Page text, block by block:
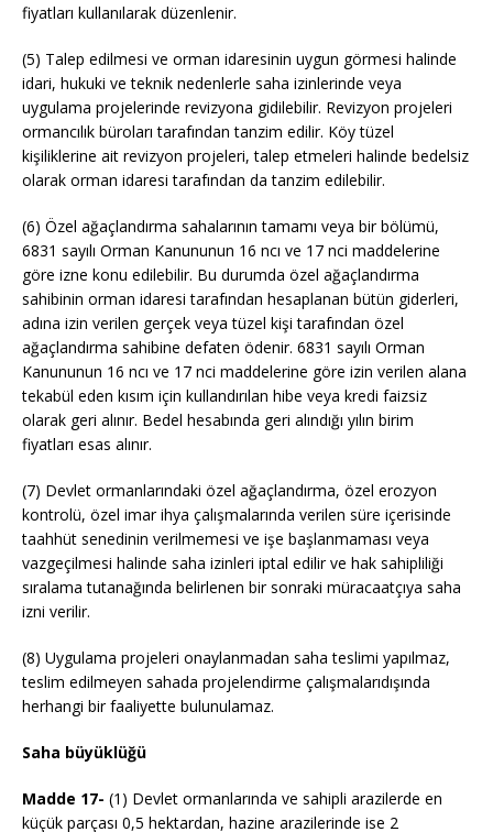
fiyatları kullanılarak düzenlenir.
(5) Talep edilmesi ve orman idaresinin uygun görmesi halinde
idari, hukuki ve teknik nedenlerle saha izinlerinde veya
uygulama projelerinde revizyona gidilebilir. Revizyon projeleri
ormancılık büroları tarafından tanzim edilir. Köy tüzel
kişiliklerine ait revizyon projeleri, talep etmeleri halinde bedelsiz
olarak orman idaresi tarafından da tanzim edilebilir.
(6) Özel ağaçlandırma sahalarının tamamı veya bir bölümü,
6831 sayılı Orman Kanununun 16 ncı ve 17 nci maddelerine
göre izne konu edilebilir. Bu durumda özel ağaçlandırma
sahibinin orman idaresi tarafından hesaplanan bütün giderleri,
adına izin verilen gerçek veya tüzel kişi tarafından özel
ağaçlandırma sahibine defaten ödenir. 6831 sayılı Orman
Kanununun 16 ncı ve 17 nci maddelerine göre izin verilen alana
tekabül eden kısım için kullandırılan hibe veya kredi faizsiz
olarak geri alınır. Bedel hesabında geri alındığı yılın birim
fiyatları esas alınır.
(7) Devlet ormanlarındaki özel ağaçlandırma, özel erozyon
kontrolü, özel imar ihya çalışmalarında verilen süre içerisinde
taahhüt senedinin verilmemesi ve işe başlanmaması veya
vazgeçilmesi halinde saha izinleri iptal edilir ve hak sahipliliği
sıralama tutanağında belirlenen bir sonraki müracaatçıya saha
izni verilir.
(8) Uygulama projeleri onaylanmadan saha teslimi yapılmaz,
teslim edilmeyen sahada projelendirme çalışmalarıdışında
herhangi bir faaliyette bulunulamaz.
Saha büyüklüğü
Madde 17- (1) Devlet ormanlarında ve sahipli arazilerde en
küçük parçası 0,5 hektardan, hazine arazilerinde ise 2